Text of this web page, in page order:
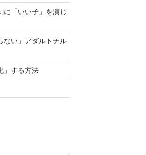
に「いい子」を演じ
ない」アダルトチル
」する方法